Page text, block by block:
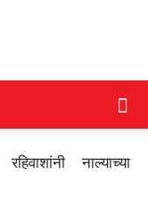
नाल्याच्या